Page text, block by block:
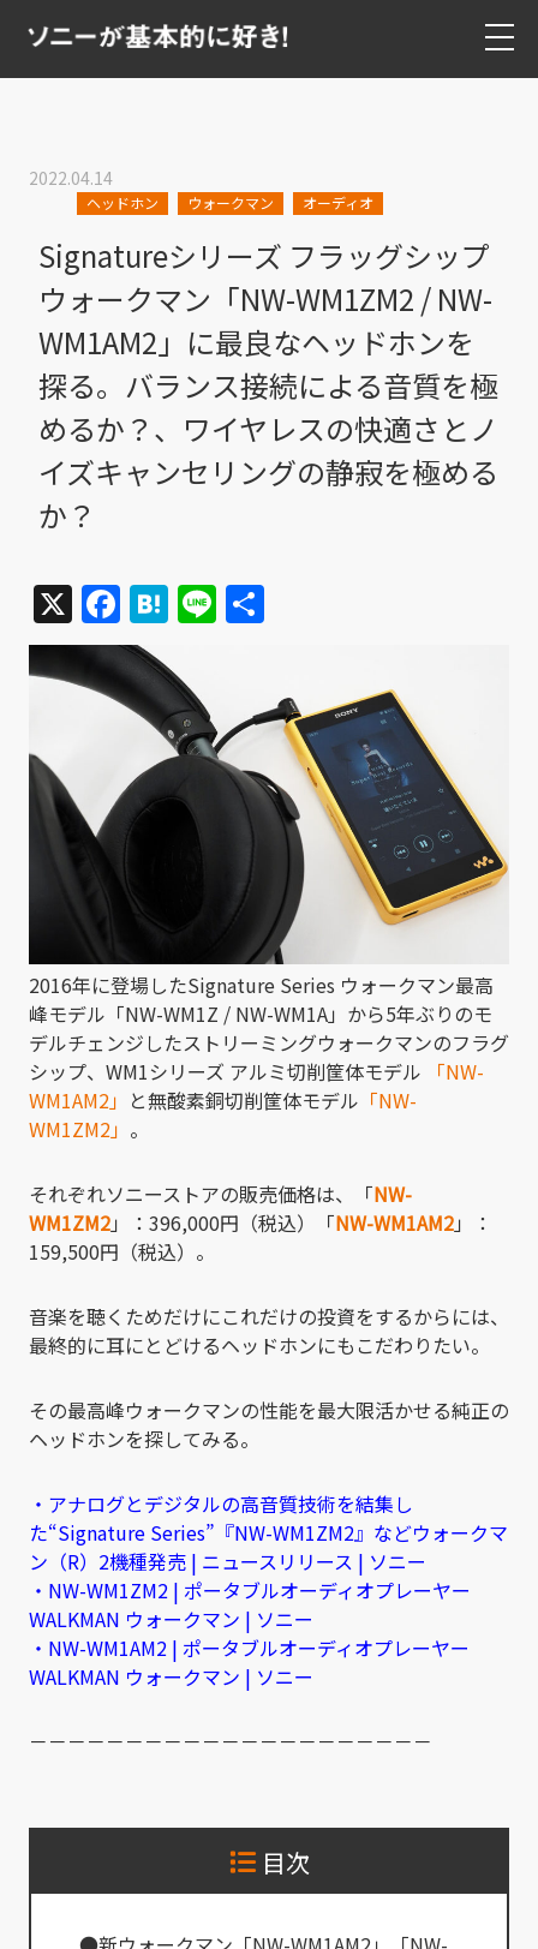
2022.04.14
ヘッドホン ウォークマン オーディオ
Signatureシリーズ フラッグシップ
ウォークマン「NW-WM1ZM2 / NW-
WM1AM2」に最良なヘッドホンを
探る。バランス接続による音質を極
めるか？、ワイヤレスの快適さとノ
イズキャンセリングの静寂を極める
か？
X Facebook
Hatena
Line
2016年に登場したSignature Series ウォークマン最高
峰モデル「NW-WM1Z / NW-WM1A」から5年ぶりのモ
デルチェンジしたストリーミングウォークマンのフラグ
シップ、WM1シリーズ アルミ切削筐体モデル
「NW-
WM1AM2」 と無酸素銅切削筐体モデル 「NW-
WM1ZM2」 。
それぞれソニーストアの販売価格は、「NW-
WM1ZM2」：396,000円（税込）「NW-WM1AM2」：
159,500円（税込）。
音楽を聴くためだけにこれだけの投資をするからには、
最終的に耳にとどけるヘッドホンにもこだわりたい。
その最高峰ウォークマンの性能を最大限活かせる純正の
ヘッドホンを探してみる。
・アナログとデジタルの高音質技術を結集し
た“Signature Series”『NW-WM1ZM2』などウォークマ
ン（R）2機種発売 | ニュースリリース | ソニー
・NW-WM1ZM2 | ポータブルオーディオプレーヤー
WALKMAN ウォークマン | ソニー
・NW-WM1AM2 | ポータブルオーディオプレーヤー
WALKMAN ウォークマン | ソニー
－－－－－－－－－－－－－－－－－－－－－
目次